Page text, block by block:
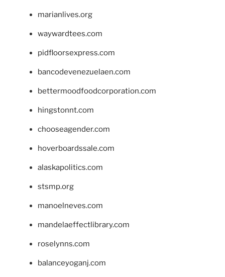
marianlives.org
waywardtees.com
pidfloorsexpress.com
bancodevenezuelaen.com
bettermoodfoodcorporation.com
hingstonnt.com
chooseagender.com
hoverboardssale.com
alaskapolitics.com
stsmp.org
manoelneves.com
mandelaeffectlibrary.com
roselynns.com
balanceyoganj.com